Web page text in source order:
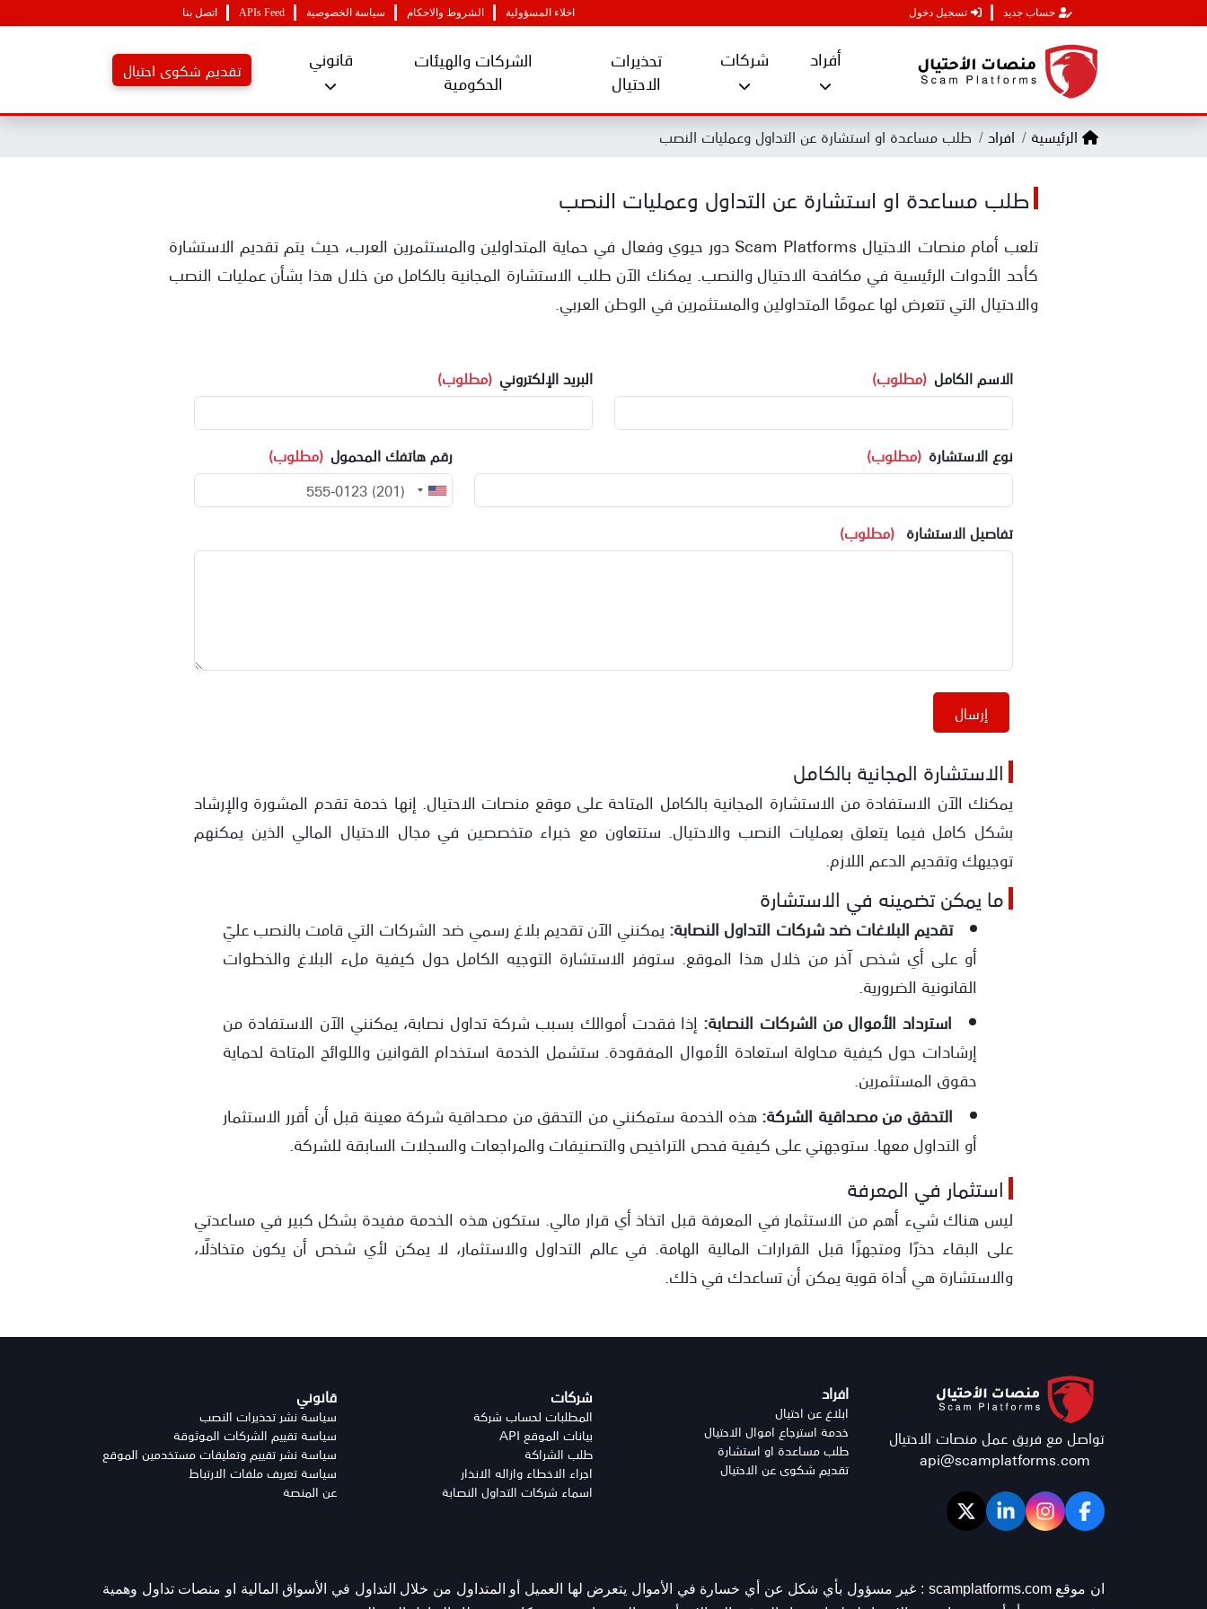
حساب جديد تسجيل دخول اخلاء المسؤولية الشروط والاحكام سياسة الخصوصية APIs Feed اتصل بنا
أفراد شركات تحذيرات
الاحتيال
الشركات والهيئات
الحكومية
قانوني تقديم شكوى احتيال
الرئيسية افراد طلب مساعدة او استشارة عن التداول وعمليات النصب
طلب مساعدة او استشارة عن التداول وعمليات النصب
تلعب أمام منصات الاحتيال Scam Platforms دور حيوي وفعال في حماية المتداولين والمستثمرين العرب، حيث يتم تقديم الاستشارة
كأحد الأدوات الرئيسية في مكافحة الاحتيال والنصب. يمكنك الآن طلب الاستشارة المجانية بالكامل من خلال هذا بشأن عمليات النصب
والاحتيال التي تتعرض لها عمومًا المتداولين والمستثمرين في الوطن العربي.
الاسم الكامل (مطلوب) البريد الإلكتروني (مطلوب)
نوع الاستشارة (مطلوب) رقم هاتفك المحمول (مطلوب)
تفاصيل الاستشارة (مطلوب)
إرسال
الاستشارة المجانية بالكامل
يمكنك الآن الاستفادة من الاستشارة المجانية بالكامل المتاحة على موقع منصات الاحتيال. إنها خدمة تقدم المشورة والإرشاد
بشكل كامل فيما يتعلق بعمليات النصب والاحتيال. ستتعاون مع خبراء متخصصين في مجال الاحتيال المالي الذين يمكنهم
توجيهك وتقديم الدعم اللازم.
ما يمكن تضمينه في الاستشارة
تقديم البلاغات ضد شركات التداول النصابة: يمكنني الآن تقديم بلاغ رسمي ضد الشركات التي قامت بالنصب عليّ
أو على أي شخص آخر من خلال هذا الموقع. ستوفر الاستشارة التوجيه الكامل حول كيفية ملء البلاغ والخطوات
القانونية الضرورية.
استرداد الأموال من الشركات النصابة: إذا فقدت أموالك بسبب شركة تداول نصابة، يمكنني الآن الاستفادة من
إرشادات حول كيفية محاولة استعادة الأموال المفقودة. ستشمل الخدمة استخدام القوانين واللوائح المتاحة لحماية
حقوق المستثمرين.
التحقق من مصداقية الشركة:هذه الخدمة ستمكنني من التحقق من مصداقية شركة معينة قبل أن أقرر الاستثمار
أو التداول معها. ستوجهني على كيفية فحص التراخيص والتصنيفات والمراجعات والسجلات السابقة للشركة.
استثمار في المعرفة
ليس هناك شيء أهم من الاستثمار في المعرفة قبل اتخاذ أي قرار مالي. ستكون هذه الخدمة مفيدة بشكل كبير في مساعدتي
على البقاء حذرًا ومتجهزًا قبل القرارات المالية الهامة. في عالم التداول والاستثمار، لا يمكن لأي شخص أن يكون متخاذلًا،
والاستشارة هي أداة قوية يمكن أن تساعدك في ذلك.
تواصل مع فريق عمل منصات الاحتيال
api@scamplatforms.com
افراد
ابلاغ عن احتيال
خدمة استرجاع اموال الاحتيال
طلب مساعدة او استشارة
تقديم شكوى عن الاحتيال
شركات
المطلبات لحساب شركة
بيانات الموقع API
طلب الشراكة
اجراء الاخطاء وازاله الانذار
اسماء شركات التداول النصابة
قانوني
سياسة نشر تحذيرات النصب
سياسة تقييم الشركات الموثوقة
سياسة نشر تقييم وتعليقات مستخدمين الموقع
سياسة تعريف ملفات الارتباط
عن المنصة
ان موقع scamplatforms.com :
غير مسؤول بأي شكل عن أي خسارة في الأموال يتعرض لها العميل أو المتداول من خلال التداول في الأسواق المالية او منصات تداول وهمية